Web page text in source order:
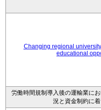
Changing regional
educational
労働時間規制導入後の運輸業に
況と資金制約に